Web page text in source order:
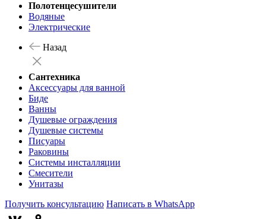
Полотенцесушители
Водяные
Электрические
Назад
Сантехника
Аксессуары для ванной
Биде
Ванны
Душевые ограждения
Душевые системы
Писуары
Раковины
Системы инсталляции
Смесители
Унитазы
Получить консультацию Написать в WhatsApp